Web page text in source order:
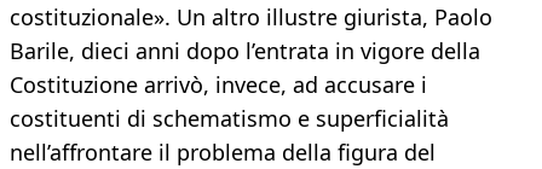
costituzionale». Un altro illustre giurista, Paolo
Barile, dieci anni dopo l’entrata in vigore della
Costituzione arrivò, invece, ad accusare i
costituenti di schematismo e superficialità
nell’affrontare il problema della figura del